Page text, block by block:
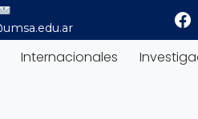
Internacionales